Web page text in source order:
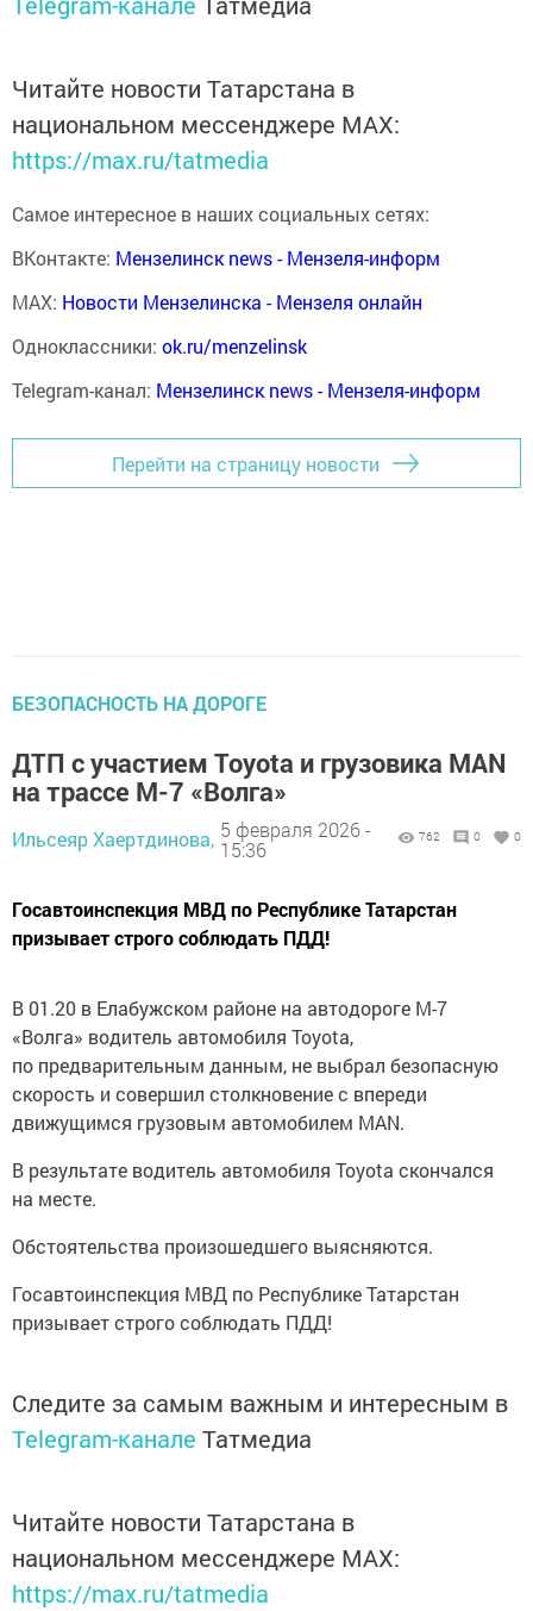
Читайте новости Татарстана в
национальном мессенджере MАХ:
https://max.ru/tatmedia
Самое интересное в наших социальных сетях:
ВКонтакте: Мензелинск news - Мензеля-информ
MAX: Новости Мензелинска - Мензеля онлайн
Одноклассники: ok.ru/menzelinsk
Telegram-канал: Мензелинск news - Мензеля-информ
Перейти на страницу новости
БЕЗОПАСНОСТЬ НА ДОРОГЕ
ДТП с участием Toyota и грузовика MAN
на трассе М-7 «Волга»
Ильсеяр Хаертдинова, 5 февраля 2026 -
15:36
762 0 0
Госавтоинспекция МВД по Республике Татарстан
призывает строго соблюдать ПДД!
В 01.20 в Елабужском районе на автодороге М-7
«Волга» водитель автомобиля Toyota,
по предварительным данным, не выбрал безопасную
скорость и совершил столкновение с впереди
движущимся грузовым автомобилем MAN.
В результате водитель автомобиля Toyota скончался
на месте.
Обстоятельства произошедшего выясняются.
Госавтоинспекция МВД по Республике Татарстан
призывает строго соблюдать ПДД!
Следите за самым важным и интересным в
Telegram-канале Татмедиа
Читайте новости Татарстана в
национальном мессенджере MАХ:
https://max.ru/tatmedia